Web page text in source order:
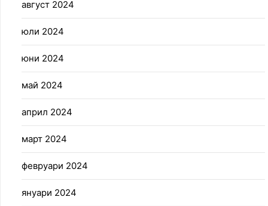
август 2024
юли 2024
юни 2024
май 2024
април 2024
март 2024
февруари 2024
януари 2024